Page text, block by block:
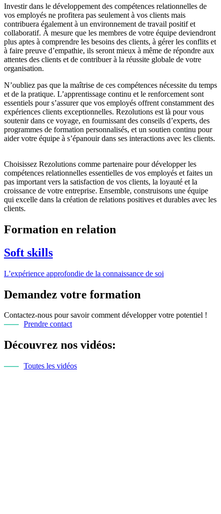
Investir dans le développement des compétences relationnelles de
vos employés ne profitera pas seulement à vos clients mais
contribuera également à un environnement de travail positif et
collaboratif. À mesure que les membres de votre équipe deviendront
plus aptes à comprendre les besoins des clients, à gérer les conflits et
à faire preuve d’empathie, ils seront mieux à même de répondre aux
attentes des clients et de contribuer à la réussite globale de votre
organisation.
N’oubliez pas que la maîtrise de ces compétences nécessite du temps
et de la pratique. L’apprentissage continu et le renforcement sont
essentiels pour s’assurer que vos employés offrent constamment des
expériences clients exceptionnelles. Rezolutions est là pour vous
soutenir dans ce voyage, en fournissant des conseils d’experts, des
programmes de formation personnalisés, et un soutien continu pour
aider votre équipe à s’épanouir dans ses interactions avec les clients.
Choisissez Rezolutions comme partenaire pour développer les
compétences relationnelles essentielles de vos employés et faites un
pas important vers la satisfaction de vos clients, la loyauté et la
croissance de votre entreprise. Ensemble, construisons une équipe
qui excelle dans la création de relations positives et durables avec les
clients.
Formation en relation
Soft skills
L’expérience approfondie de la connaissance de soi
Demandez votre formation
Contactez-nous pour savoir comment développer votre potentiel !
Prendre contact
Découvrez nos vidéos:
Toutes les vidéos